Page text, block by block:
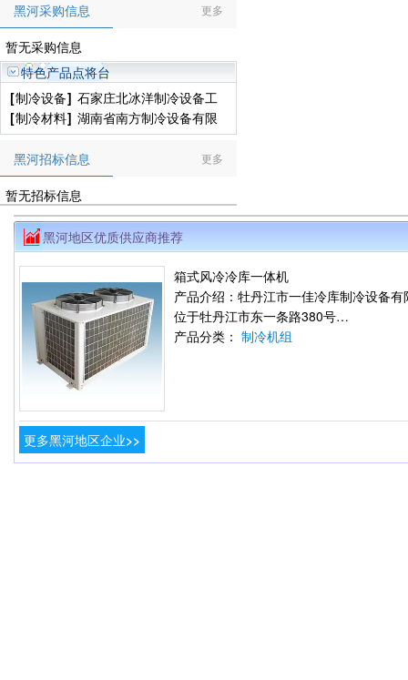
更多
黑河采购信息
暂无采购信息
特色产品点将台
[制冷设备] 石家庄北冰洋制冷设备工
程有限公司
[制冷材料] 湖南省南方制冷设备有限
公司
更多
黑河招标信息
暂无招标信息
黑河地区优质供应商推荐
箱式风冷冷库一体机
产品介绍：牡丹江市一佳冷库制冷设备有
位于牡丹江市东一条路380号…
产品分类： 制冷机组
更多黑河地区企业>>